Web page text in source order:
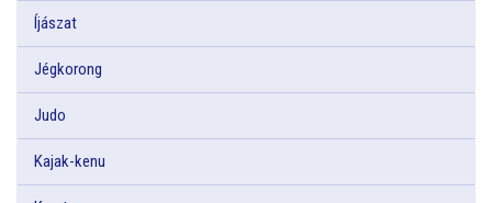
Íjászat
Jégkorong
Judo
Kajak-kenu